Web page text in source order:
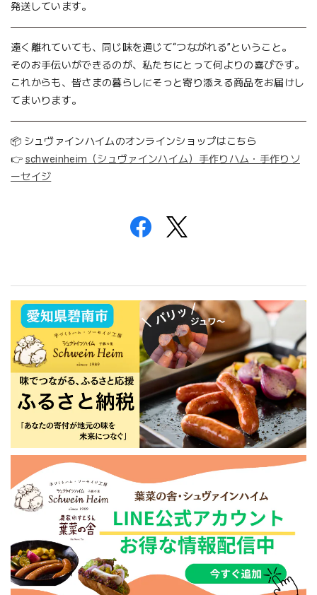
発送しています。
遠く離れていても、同じ味を通じて“つながれる”ということ。
そのお手伝いができるのが、私たちにとって何よりの喜びです。
これからも、皆さまの暮らしにそっと寄り添える商品をお届けし
てまいります。
📦 シュヴァインハイムのオンラインショップはこちら
👉 schweinheim（シュヴァインハイム）手作りハム・手作りソ
ーセイジ